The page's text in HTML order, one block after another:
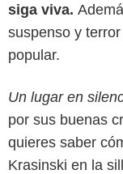
siga viva.
suspenso y
popular.
Un lugar en
por sus buenas
quieres saber
Krasinski en la